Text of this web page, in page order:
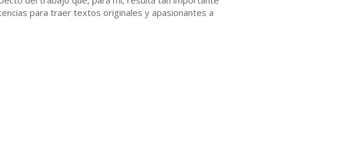
para traer textos originales y apasionantes a